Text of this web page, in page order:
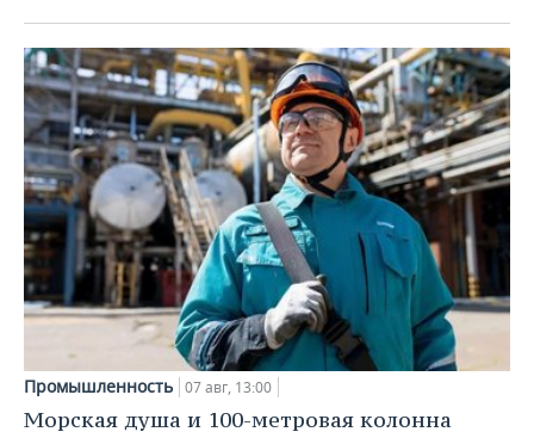
Промышленность 07 авг, 13:00
Морская душа и 100-метровая колонна